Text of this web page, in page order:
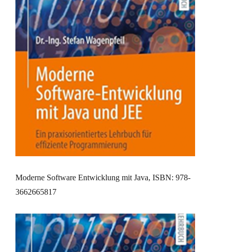
Moderne Software Entwicklung mit Java, ISBN: 978-
3662665817